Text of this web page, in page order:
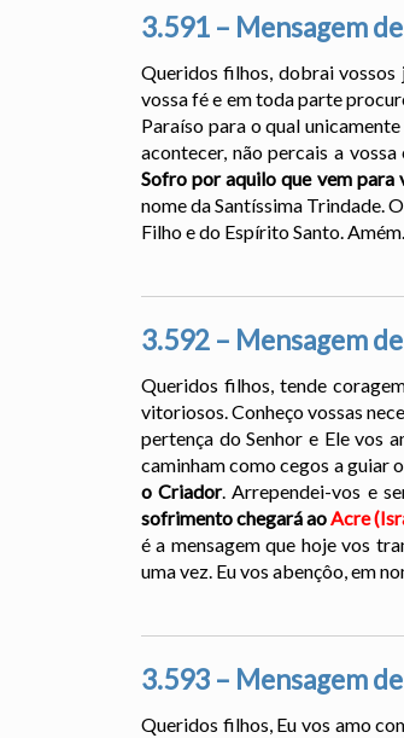
3.591 – Mensagem
Queridos filhos, dobrai vossos
vossa fé e em toda parte
Paraíso para o qual
acontecer, não percais a vossa
Sofro por aquilo que vem para
nome da Santíssima Trindade.
Filho e do Espírito Santo.
3.592 – Mensagem
Queridos filhos, tende
vitoriosos. Conheço vossas
pertença do Senhor e Ele vos
caminham como cegos a guiar
o Criador. Arrependei-vos e
sofrimento chegará aoAcre
é a mensagem que hoje vos
uma vez. Eu vos abençôo, em
3.593 – Mensagem
Queridos filhos, Eu vos amo